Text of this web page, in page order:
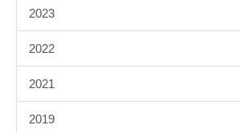
2023
2022
2021
2019